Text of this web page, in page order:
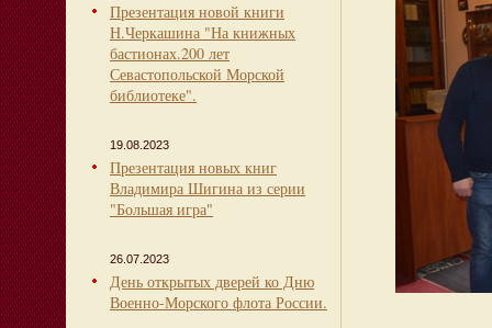
Презентация новой книги
Н.Черкашина "На книжных
бастионах.200 лет
Севастопольской Морской
библиотеке".
19.08.2023
Презентация новых книг
Владимира Шигина из серии
"Большая игра"
26.07.2023
День открытых дверей ко Дню
Военно-Морского флота России.